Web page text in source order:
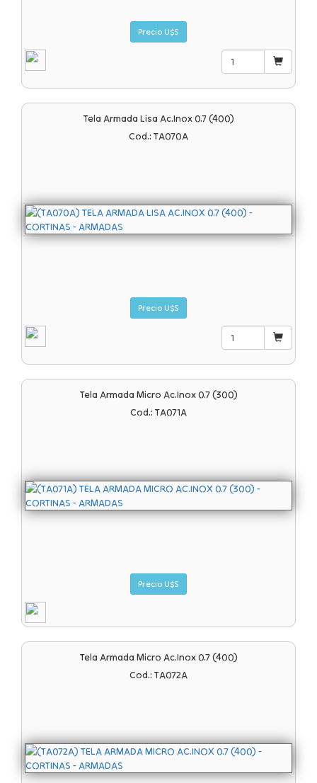
Precio U$S
Tela Armada Lisa Ac.inox 0.7 (400)
Cod.: TA070A
Precio U$S
Tela Armada Micro Ac.inox 0.7 (300)
Cod.: TA071A
Precio U$S
Tela Armada Micro Ac.inox 0.7 (400)
Cod.: TA072A